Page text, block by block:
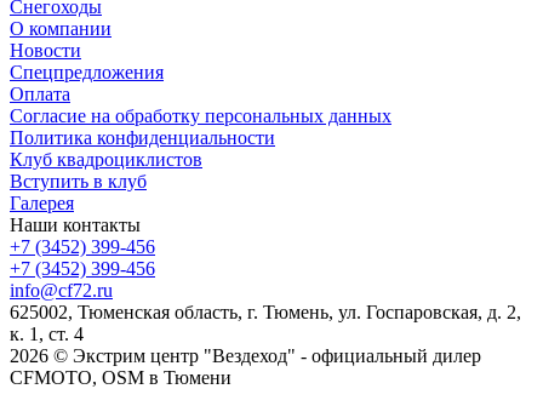
Снегоходы
О компании
Новости
Спецпредложения
Оплата
Согласие на обработку персональных данных
Политика конфиденциальности
Клуб квадроциклистов
Вступить в клуб
Галерея
Наши контакты
+7 (3452) 399-456
+7 (3452) 399-456
info@cf72.ru
625002, Тюменская область, г. Тюмень, ул. Госпаровская, д. 2,
к. 1, ст. 4
2026 © Экстрим центр "Вездеход" - официальный дилер
CFMOTO, OSM в Тюмени